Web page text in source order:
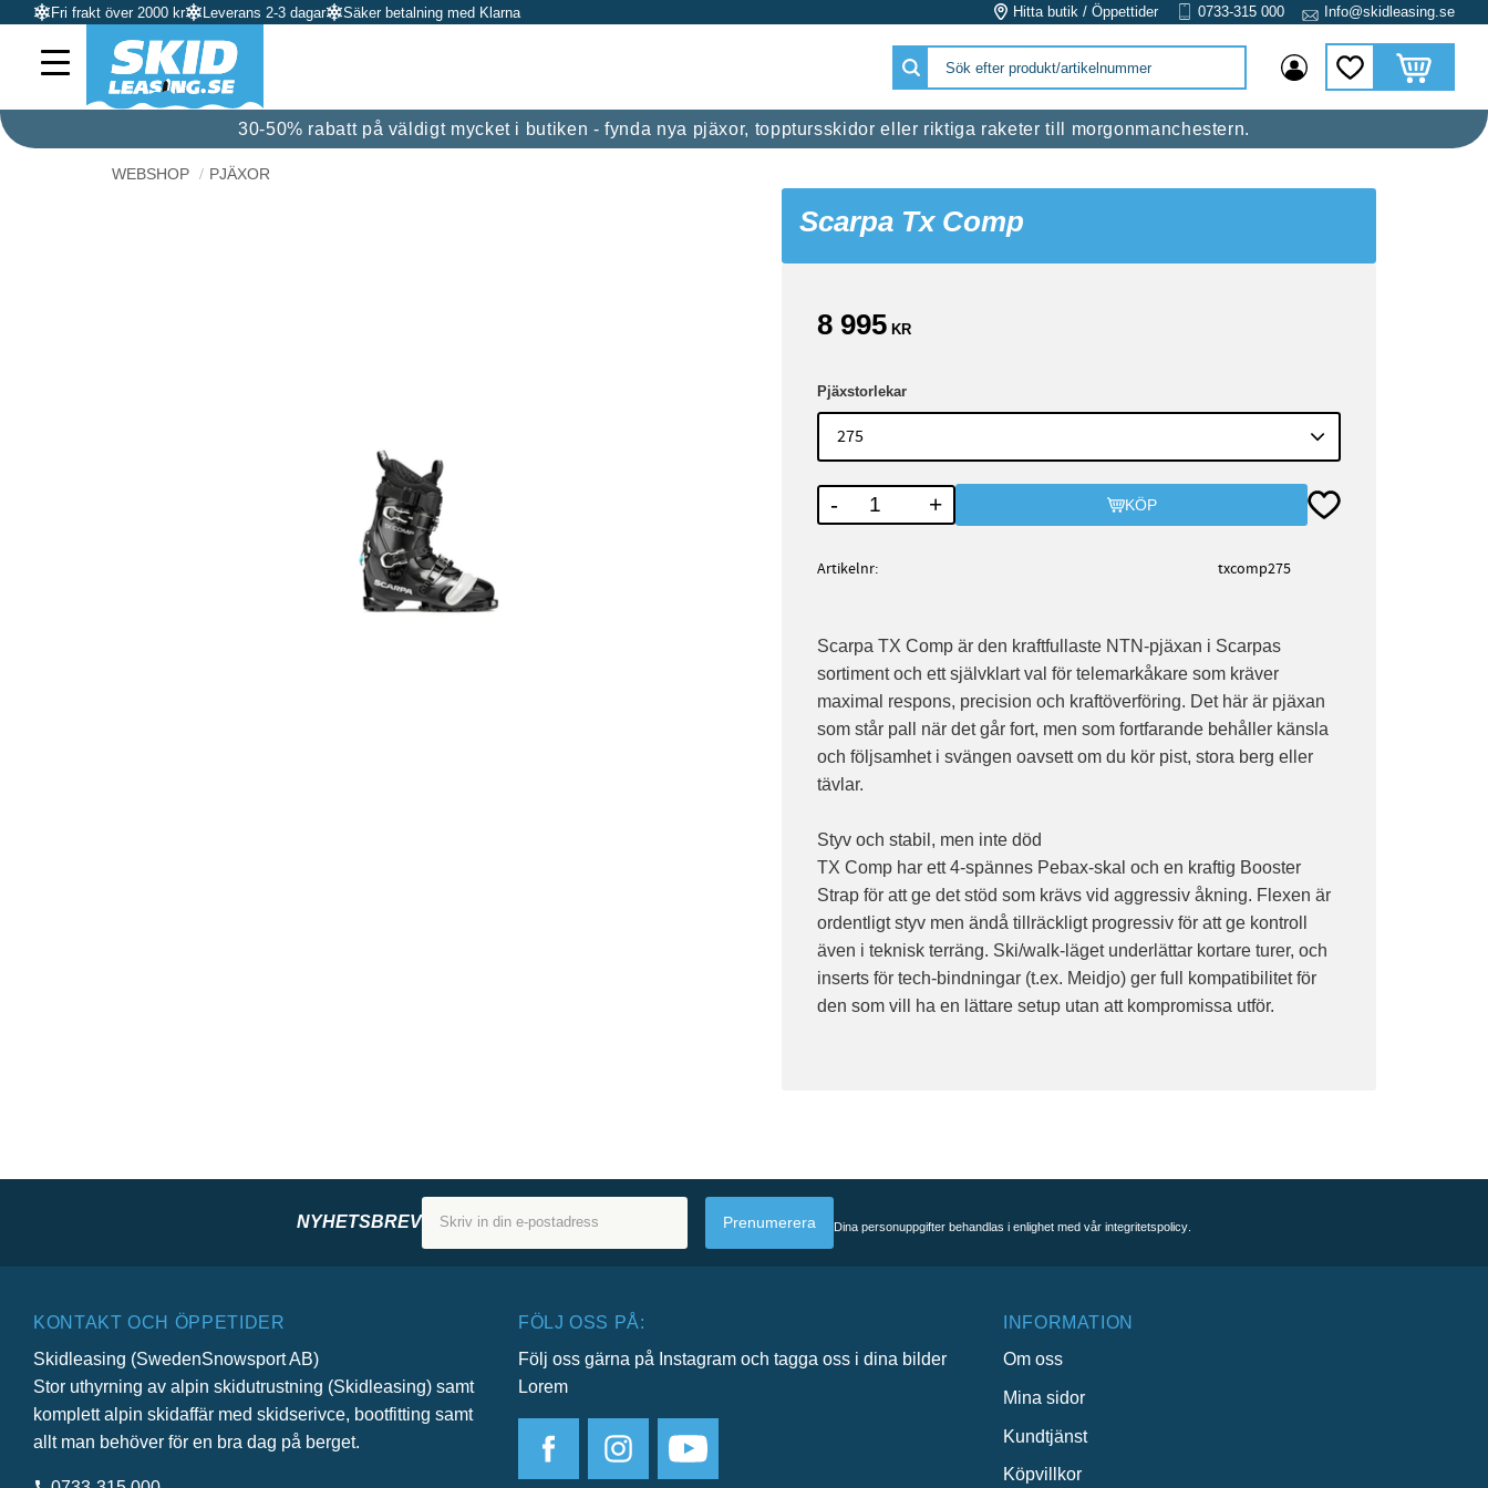
Fri frakt över 2000 kr Leverans 2-3 dagar Säker betalning med Klarna Hitta butik / Öppettider 0733-315 000 Info@skidleasing.se
Favoriter
Kundvagn
30-50% rabatt på väldigt mycket i butiken - fynda nya pjäxor, topptursskidor eller riktiga raketer till morgonmanchestern.
WEBSHOP PJÄXOR
Scarpa Tx Comp
8 995 KR
Pjäxstorlekar
+
- KÖP Lägg till i favoriter
Artikelnr txcomp275
Scarpa TX Comp är den kraftfullaste NTN-pjäxan i Scarpas
sortiment och ett självklart val för telemarkåkare som kräver
maximal respons, precision och kraftöverföring. Det här är pjäxan
som står pall när det går fort, men som fortfarande behåller känsla
och följsamhet i svängen oavsett om du kör pist, stora berg eller
tävlar.
Styv och stabil, men inte död
TX Comp har ett 4-spännes Pebax-skal och en kraftig Booster
Strap för att ge det stöd som krävs vid aggressiv åkning. Flexen är
ordentligt styv men ändå tillräckligt progressiv för att ge kontroll
även i teknisk terräng. Ski/walk-läget underlättar kortare turer, och
inserts för tech-bindningar (t.ex. Meidjo) ger full kompatibilitet för
den som vill ha en lättare setup utan att kompromissa utför.
NYHETSBREV Prenumerera Dina personuppgifter behandlas i enlighet med vår integritetspolicy
KONTAKT OCH ÖPPETIDER
Skidleasing (SwedenSnowsport AB)
Stor uthyrning av alpin skidutrustning (Skidleasing) samt
komplett alpin skidaffär med skidserivce, bootfitting samt
allt man behöver för en bra dag på berget.
FÖLJ OSS PÅ:
Följ oss gärna på Instagram och tagga oss i dina bilder
Lorem
INFORMATION
Om oss
Mina sidor
Kundtjänst
Köpvillkor